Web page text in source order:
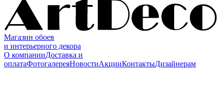
Магазин обоев
и интерьерного декора
О компанииДоставка и
оплатаФотогалереяНовостиАкцииКонтактыДизайнерам